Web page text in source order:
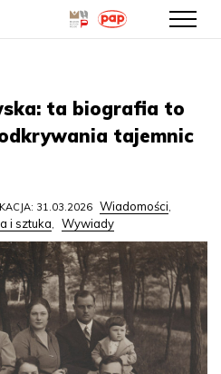
treści ta biografia to
tajemnic
31.03.2026 Wiadomości,
i sztuka, Wywiady